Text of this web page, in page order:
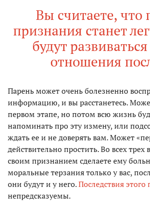
Вы считаете, что
признания станет
будут
отношения
Парень может очень болезненно
информацию, и вы расстанетесь.
первом этапе, но потом всю жизнь
напоминать про эту измену, или
ждать ее и не доверять вам. Может
действительно простить. Во всех трех
своим признанием сделаете ему
моральные терзания только у вас,
они будут и у него.Последствия
непредсказуемы.